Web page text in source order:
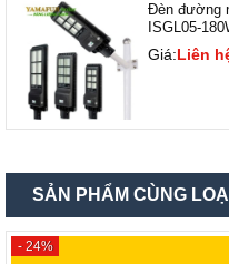
Đèn đường
ISGL05-
Giá:Liên
SẢN PHẨM CÙNG LOẠI
- 24%